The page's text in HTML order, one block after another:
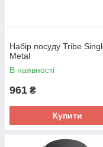
Набір посуду Tribe
Metal
В наявності
961 ₴
Купити